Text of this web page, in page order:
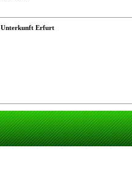
Unterkunft Erfurt